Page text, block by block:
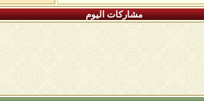
مشاركات اليوم